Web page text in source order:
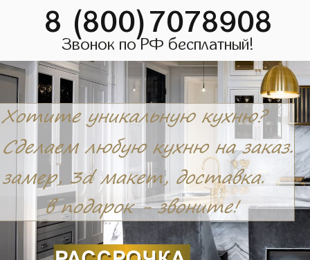
8 (800)7078908
Звонок по РФ бесплатный!